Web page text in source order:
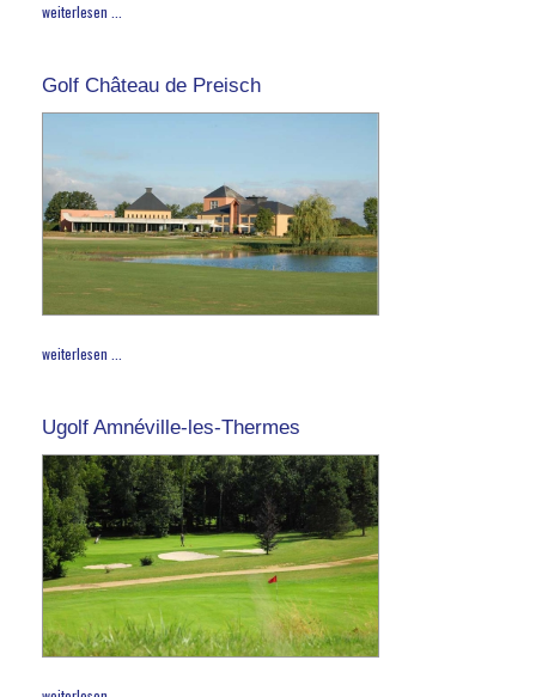
weiterlesen ...
Golf Château de Preisch
weiterlesen ...
Ugolf Amnéville-les-Thermes